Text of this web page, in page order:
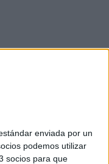
enviada por un
podemos utilizar
socios para que